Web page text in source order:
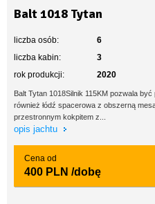
Balt 1018 Tytan
liczba osób:
6
liczba kabin:
3
rok produkcji:
2020
Balt Tytan 1018Silnik 115KM pozwala
również łódź spacerowa z obszerną
przestronnym kokpitem z...
opis jachtu
Cena od
400 PLN /dobę